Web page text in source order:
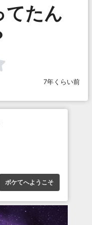
てたん
7年くらい前
ボケてへようこそ